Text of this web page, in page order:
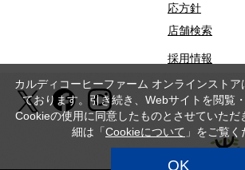
応方針
店舗検索
採用情報
カルディコーヒーファーム オンラインストア
ております。引き続き、Webサイトを閲覧
Cookieの使用に同意したものとさせていただ
細は「Cookieについて 」をご覧く
OK